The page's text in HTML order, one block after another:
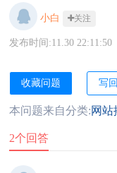
小白 关注
发布时间:11.30 22:11:50
收藏问题 写
本问题来自分类:网站
2个回答